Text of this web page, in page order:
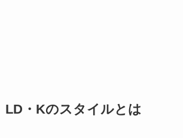
LD・Kのスタイルとは